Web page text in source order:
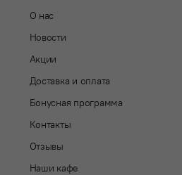
О нас
Новости
Акции
Доставка и оплата
Бонусная программа
Контакты
Отзывы
Наши кафе